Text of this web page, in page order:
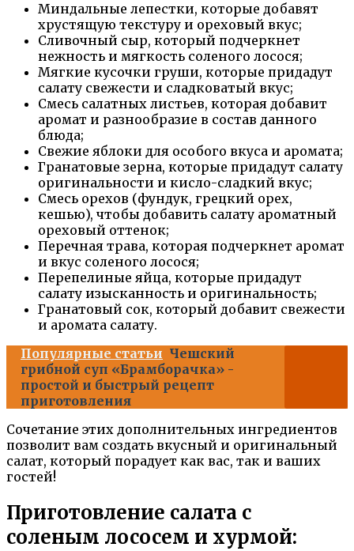
Миндальные лепестки, которые добавят
хрустящую текстуру и ореховый вкус;
Сливочный сыр, который подчеркнет
нежность и мягкость соленого лосося;
Мягкие кусочки груши, которые придадут
салату свежести и сладковатый вкус;
Смесь салатных листьев, которая добавит
аромат и разнообразие в состав данного
блюда;
Свежие яблоки для особого вкуса и аромата;
Гранатовые зерна, которые придадут салату
оригинальности и кисло-сладкий вкус;
Смесь орехов (фундук, грецкий орех,
кешью), чтобы добавить салату ароматный
ореховый оттенок;
Перечная трава, которая подчеркнет аромат
и вкус соленого лосося;
Перепелиные яйца, которые придадут
салату изысканность и оригинальность;
Гранатовый сок, который добавит свежести
и аромата салату.
Популярные статьи Чешский
грибной суп «Брамборачка» -
простой и быстрый рецепт
приготовления
Сочетание этих дополнительных ингредиентов
позволит вам создать вкусный и оригинальный
салат, который порадует как вас, так и ваших
гостей!
Приготовление салата с
соленым лососем и хурмой: